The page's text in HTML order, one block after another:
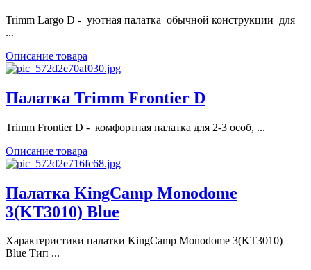
Trimm Largo D - уютная палатка обычной конструкции для
...
Описание товара
Палатка Trimm Frontier D
Trimm Frontier D - комфортная палатка для 2-3 особ, ...
Описание товара
Палатка KingCamp Monodome
3(KT3010) Blue
Характеристики палатки KingCamp Monodome 3(KT3010)
Blue Тип ...